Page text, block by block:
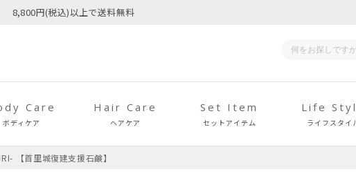
8,800円(税込)以上で送料無料
Care
ボディケア
Hair Care
ヘアケア
Set Item
セットアイテム
Life
ライフスタイ
【首里城復建支援石鹸】